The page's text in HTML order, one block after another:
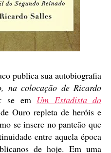
publica sua autobiografia
na colocação de Ricardo
se em Um Estadista do
Ouro repleta de heróis e
se insere no panteão que
entre aquela época
de hoje. Em uma